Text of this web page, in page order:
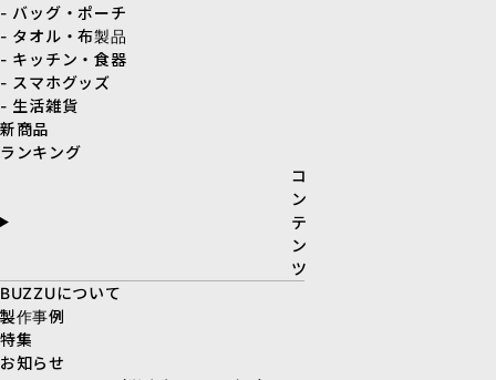
- バッグ・ポーチ
- タオル・布製品
- キッチン・食器
- スマホグッズ
- 生活雑貨
新商品
ランキング
コ
ン
テ
ン
ツ
BUZZUについて
製作事例
特集
お知らせ